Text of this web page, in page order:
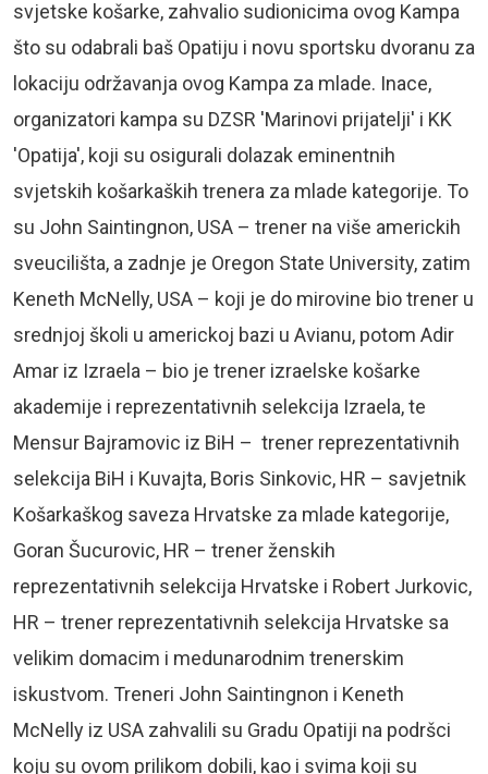
svjetske košarke, zahvalio sudionicima ovog Kampa
što su odabrali baš Opatiju i novu sportsku dvoranu za
lokaciju održavanja ovog Kampa za mlade. Inace,
organizatori kampa su DZSR 'Marinovi prijatelji' i KK
'Opatija', koji su osigurali dolazak eminentnih
svjetskih košarkaških trenera za mlade kategorije. To
su John Saintingnon, USA – trener na više americkih
sveucilišta, a zadnje je Oregon State University, zatim
Keneth McNelly, USA – koji je do mirovine bio trener u
srednjoj školi u americkoj bazi u Avianu, potom Adir
Amar iz Izraela – bio je trener izraelske košarke
akademije i reprezentativnih selekcija Izraela, te
Mensur Bajramovic iz BiH – trener reprezentativnih
selekcija BiH i Kuvajta, Boris Sinkovic, HR – savjetnik
Košarkaškog saveza Hrvatske za mlade kategorije,
Goran Šucurovic, HR – trener ženskih
reprezentativnih selekcija Hrvatske i Robert Jurkovic,
HR – trener reprezentativnih selekcija Hrvatske sa
velikim domacim i medunarodnim trenerskim
iskustvom. Treneri John Saintingnon i Keneth
McNelly iz USA zahvalili su Gradu Opatiji na podršci
koju su ovom prilikom dobili, kao i svima koji su